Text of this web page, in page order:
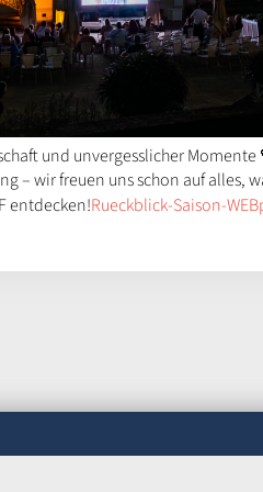
und unvergesslicher Momente
– wir freuen uns schon auf alles,
entdecken!Rueckblick-Saison-